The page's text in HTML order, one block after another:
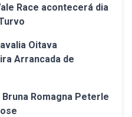
Race acontecerá dia
Oitava
Arrancada de
Romagna Peterle